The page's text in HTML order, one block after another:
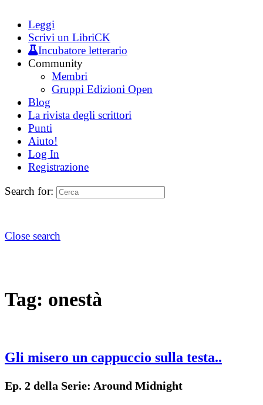
Leggi
Scrivi un LibriCK
Incubatore letterario
Community
Membri
Gruppi Edizioni Open
Blog
La rivista degli scrittori
Punti
Aiuto!
Log In
Registrazione
Search for:
Close search
Tag: onestà
Gli misero un cappuccio sulla testa..
Ep. 2 della Serie: Around Midnight